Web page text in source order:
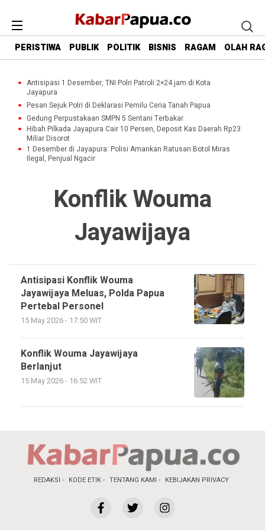
PERISTIWA PUBLIK POLITIK BISNIS RAGAM OLAH
Antisipasi 1 Desember, TNI Polri Patroli 2×24 jam di Kota
Jayapura
Pesan Sejuk Polri di Deklarasi Pemilu Ceria Tanah Papua
Gedung Perpustakaan SMPN 5 Sentani Terbakar
Hibah Pilkada Jayapura Cair 10 Persen, Deposit Kas Daerah Rp23
Miliar Disorot
1 Desember di Jayapura: Polisi Amankan Ratusan Botol Miras
Ilegal, Penjual Ngacir
Konflik Wouma
Jayawijaya
Antisipasi Konflik Wouma
Jayawijaya Meluas, Polda Papua
Pertebal Personel
15 May 2026 - 17:50 WIT
Konflik Wouma Jayawijaya
Berlanjut
15 May 2026 - 16:52 WIT
REDAKSI KODE ETIK TENTANG KAMI KEBIJAKAN PRIVACY